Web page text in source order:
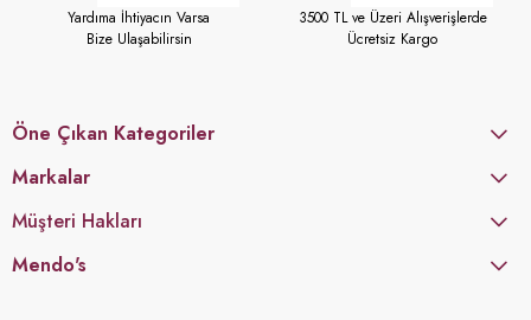
Yardıma İhtiyacın Varsa
Bize Ulaşabilirsin
3500 TL ve Üzeri Alışverişlerde
Ücretsiz Kargo
Öne Çıkan Kategoriler
Markalar
Müşteri Hakları
Mendo's